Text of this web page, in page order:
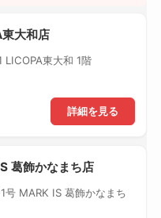
大和店
東大和 1階
詳細を見る
葛飾かなまち店
号 MARK IS 葛飾かなまち